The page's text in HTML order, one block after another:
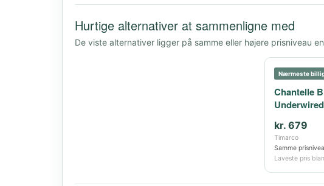
Hurtige alternativer at sammenligne med
De viste alternativer ligger på samme eller højere prisniveau
Nærmeste
Chantelle
kr. 679
Timarco
Samme
Laveste pris